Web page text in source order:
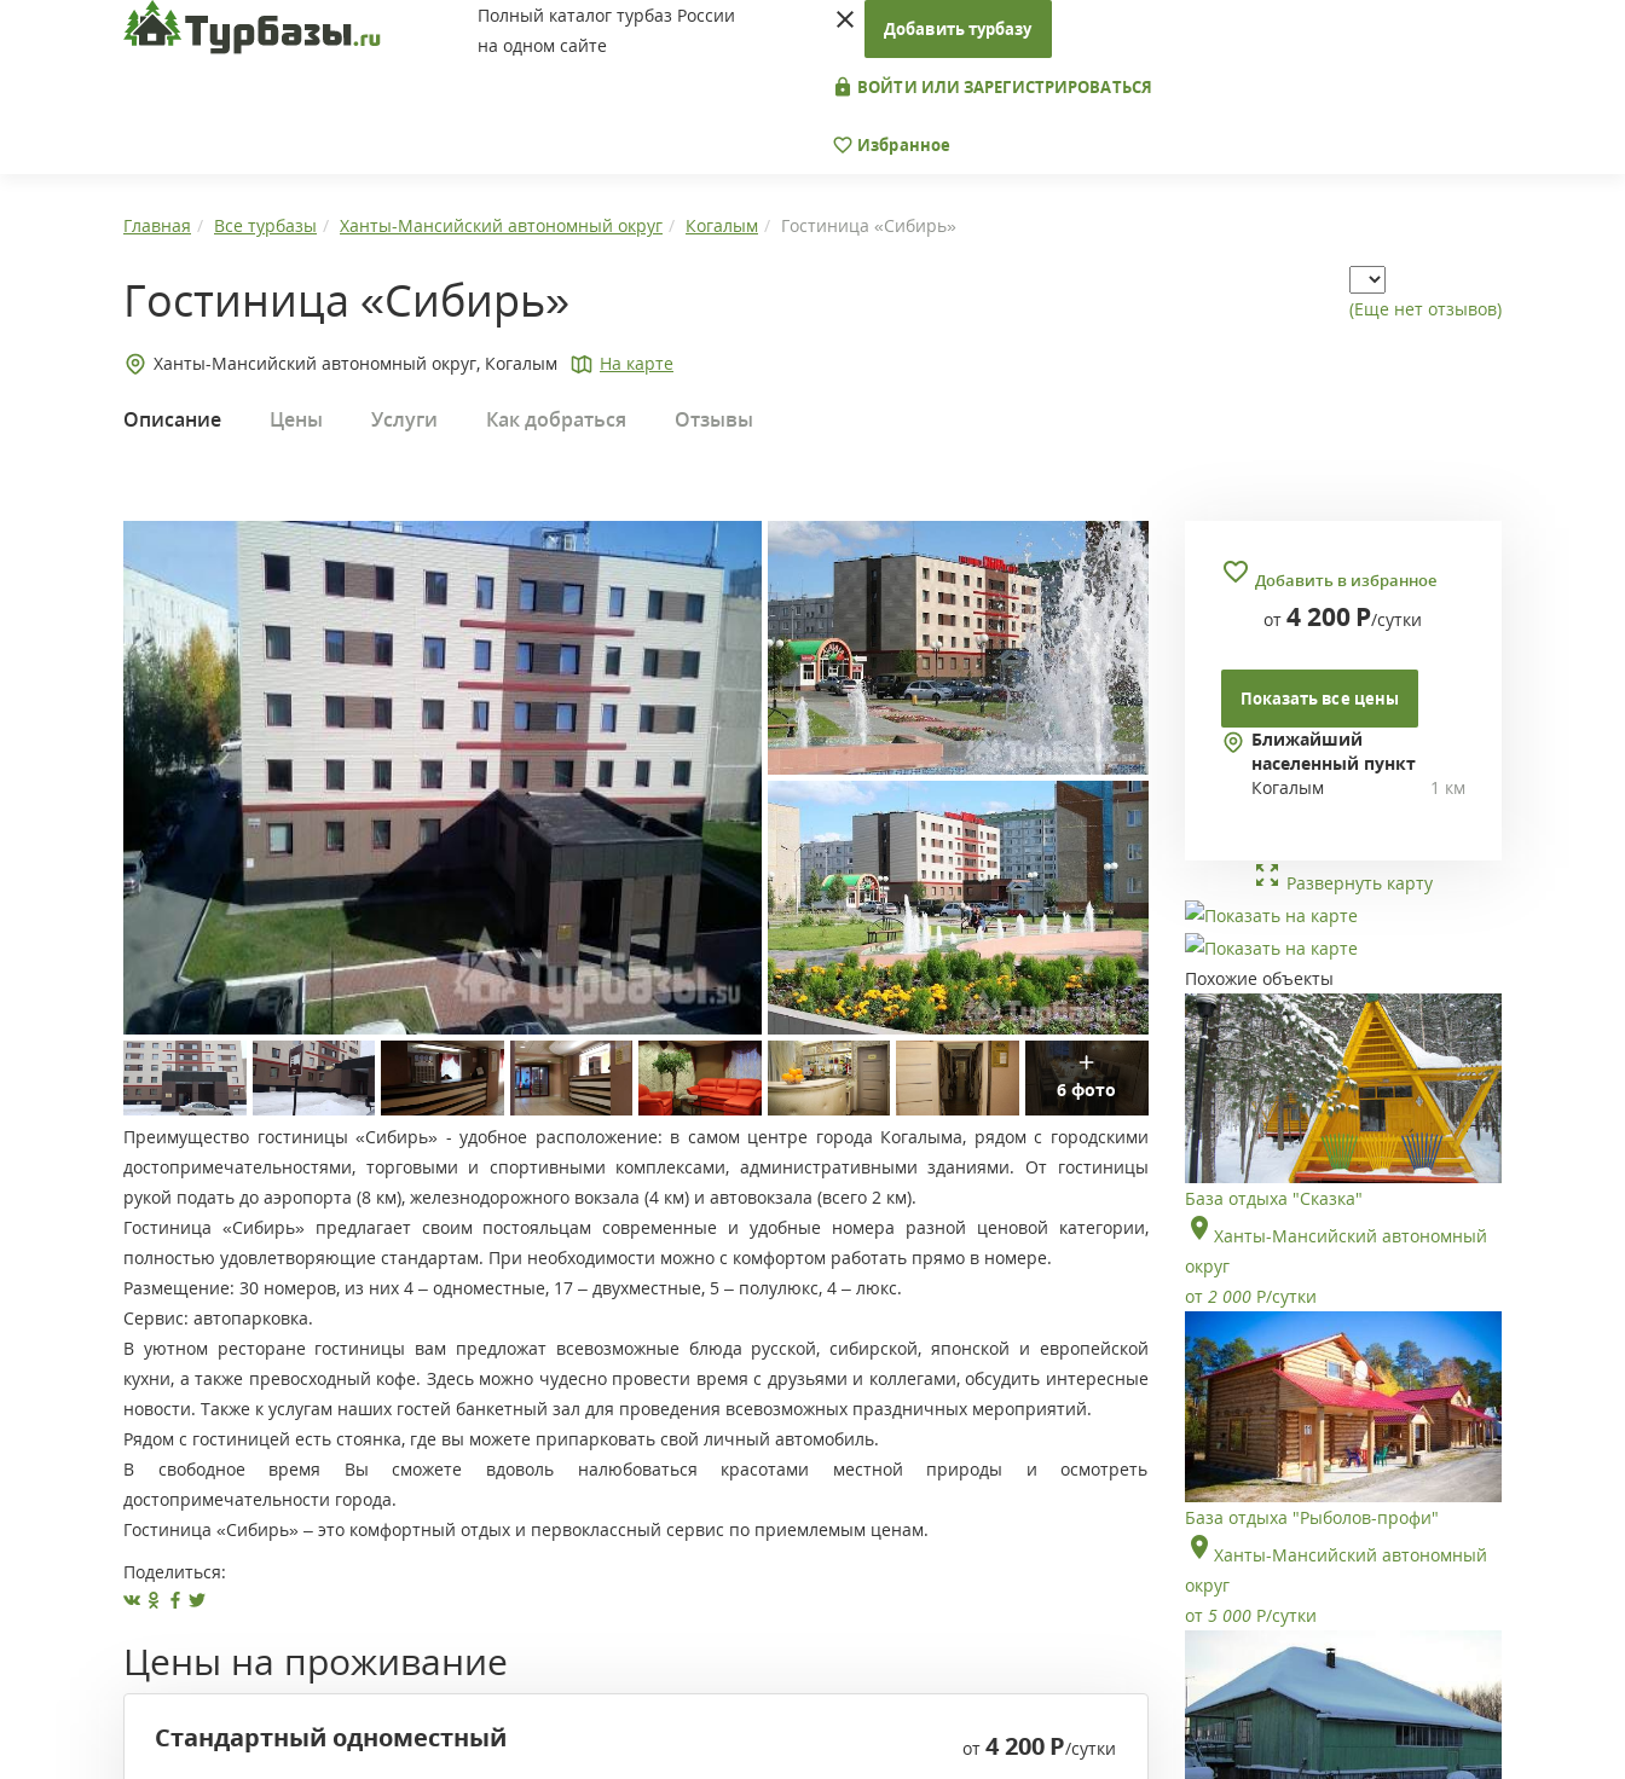
Полный каталог турбаз России
на одном сайте
Добавить турбазу
ВОЙТИ ИЛИ ЗАРЕГИСТРИРОВАТЬСЯ
Избранное
Главная Все турбазы Ханты-Мансийский автономный округ Когалым Гостиница «Сибирь»
Гостиница «Сибирь» (Еще нет отзывов)
Ханты-Мансийский автономный округ, Когалым На карте
Описание Цены Услуги Как добраться Отзывы
6 фото
Преимущество гостиницы «Сибирь» - удобное расположение: в самом центре города Когалыма, рядом с городскими
достопримечательностями, торговыми и спортивными комплексами, административными зданиями. От гостиницы
рукой подать до аэропорта (8 км), железнодорожного вокзала (4 км) и автовокзала (всего 2 км).
Гостиница «Сибирь» предлагает своим постояльцам современные и удобные номера разной ценовой категории,
полностью удовлетворяющие стандартам. При необходимости можно с комфортом работать прямо в номере.
Размещение: 30 номеров, из них 4 – одноместные, 17 – двухместные, 5 – полулюкс, 4 – люкс.
Сервис: автопарковка.
В уютном ресторане гостиницы вам предложат всевозможные блюда русской, сибирской, японской и европейской
кухни, а также превосходный кофе. Здесь можно чудесно провести время с друзьями и коллегами, обсудить интересные
новости. Также к услугам наших гостей банкетный зал для проведения всевозможных праздничных мероприятий.
Рядом с гостиницей есть стоянка, где вы можете припарковать свой личный автомобиль.
В свободное время Вы сможете вдоволь налюбоваться красотами местной природы и осмотреть
достопримечательности города.
Гостиница «Сибирь» – это комфортный отдых и первоклассный сервис по приемлемым ценам.
Поделиться:
Цены на проживание
Стандартный одноместный от4 200Р/сутки
Добавить в избранное
от4 200 Р/сутки
Показать все цены
Ближайший
населенный пункт
Когалым
1 км
Развернуть карту
Похожие объекты
База отдыха "Сказка"
Ханты-Мансийский автономный
округ
от 2 000 Р/сутки
База отдыха "Рыболов-профи"
Ханты-Мансийский автономный
округ
от 5 000 Р/сутки